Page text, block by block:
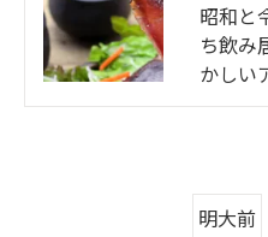
昭和と
ち飲み
かしい
明大前